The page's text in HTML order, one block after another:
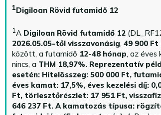
1Digiloan Rövid futamidő 12
1A Digiloan Rövid futamidő 12
2026.05.05-től visszavonásig, 49 900 Ft
között, a futamidő 12-48 hónap, az éves
nincs, a THM 18,97%. Reprezentatív
esetén: Hitelösszeg: 500 000 Ft,
éves kamat: 17,5%, éves kezelési díj:
Ft, törlesztőrészlet: 17 951 Ft,
646 237 Ft. A kamatozás típusa: